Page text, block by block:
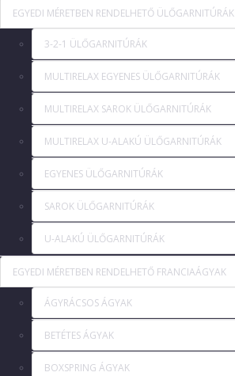
EGYEDI MÉRETBEN RENDELHETŐ ÜLŐGARNITÚRÁK
3-2-1 ÜLŐGARNITÚRÁK
MULTIRELAX EGYENES ÜLŐGARNITÚRÁK
MULTIRELAX SAROK ÜLŐGARNITÚRÁK
MULTIRELAX U-ALAKÚ ÜLŐGARNITÚRÁK
EGYENES ÜLŐGARNITÚRÁK
SAROK ÜLŐGARNITÚRÁK
U-ALAKÚ ÜLŐGARNITÚRÁK
EGYEDI MÉRETBEN RENDELHETŐ FRANCIAÁGYAK
ÁGYRÁCSOS ÁGYAK
BETÉTES ÁGYAK
BOXSPRING ÁGYAK